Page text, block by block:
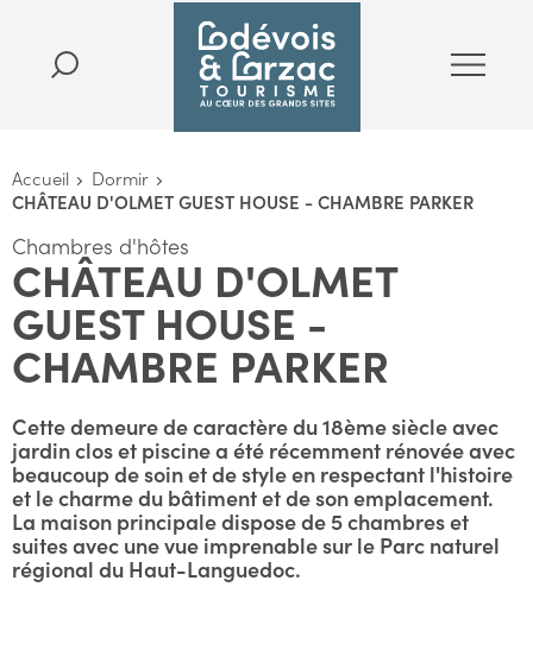
Accueil
Dormir
CHÂTEAU D'OLMET GUEST HOUSE - CHAMBRE PARKER
Chambres d'hôtes
CHÂTEAU D'OLMET
GUEST HOUSE -
CHAMBRE PARKER
Cette demeure de caractère du 18ème siècle avec
jardin clos et piscine a été récemment rénovée avec
beaucoup de soin et de style en respectant l'histoire
et le charme du bâtiment et de son emplacement.
La maison principale dispose de 5 chambres et
suites avec une vue imprenable sur le Parc naturel
régional du Haut-Languedoc.